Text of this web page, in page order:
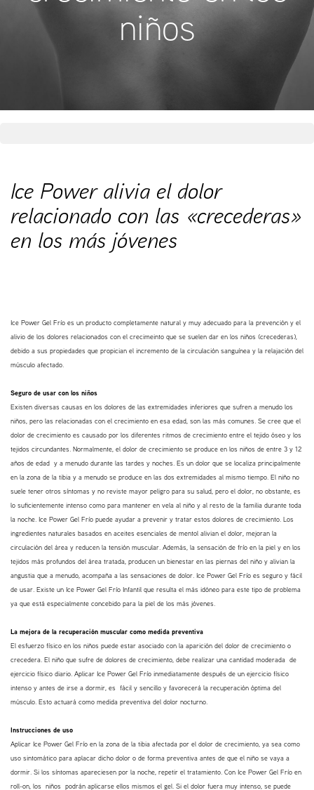
niños
Ice Power alivia el dolor
relacionado con las «crecederas»
en los más jóvenes
Ice Power Gel Frío es un producto completamente natural y muy adecuado para la prevención y el
alivio de los dolores relacionados con el crecimeinto que se suelen dar en los niños (crecederas),
debido a sus propiedades que propician el incremento de la circulación sanguínea y la relajación del
músculo afectado.
Seguro de usar con los niños
Existen diversas causas en los dolores de las extremidades inferiores que sufren a menudo los
niños, pero las relacionadas con el crecimiento en esa edad, son las más comunes. Se cree que el
dolor de crecimiento es causado por los diferentes ritmos de crecimiento entre el tejido óseo y los
tejidos circundantes. Normalmente, el dolor de crecimiento se produce en los niños de entre 3 y 12
años de edad y a menudo durante las tardes y noches. Es un dolor que se localiza principalmente
en la zona de la tibia y a menudo se produce en las dos extremidades al mismo tiempo. El niño no
suele tener otros síntomas y no reviste mayor peligro para su salud, pero el dolor, no obstante, es
lo suficientemente intenso como para mantener en vela al niño y al resto de la familia durante toda
la noche. Ice Power Gel Frío puede ayudar a prevenir y tratar estos dolores de crecimiento. Los
ingredientes naturales basados en aceites esenciales de mentol alivian el dolor, mejoran la
circulación del área y reducen la tensión muscular. Además, la sensación de frío en la piel y en los
tejidos más profundos del área tratada, producen un bienestar en las piernas del niño y alivian la
angustia que a menudo, acompaña a las sensaciones de dolor. Ice Power Gel Frío es seguro y fácil
de usar. Existe un Ice Power Gel Frío Infantil que resulta el más idóneo para este tipo de problema
ya que está especialmente concebido para la piel de los más jóvenes.
La mejora de la recuperación muscular como medida preventiva
El esfuerzo físico en los niños puede estar asociado con la aparición del dolor de crecimiento o
crecedera. El niño que sufre de dolores de crecimiento, debe realizar una cantidad moderada de
ejercicio físico diario. Aplicar Ice Power Gel Frío inmediatamente después de un ejercicio físico
intenso y antes de irse a dormir, es fácil y sencillo y favorecerá la recuperación óptima del
músculo. Esto actuará como medida preventiva del dolor nocturno.
Instrucciones de uso
Aplicar Ice Power Gel Frío en la zona de la tibia afectada por el dolor de crecimiento, ya sea como
uso sintomático para aplacar dicho dolor o de forma preventiva antes de que el niño se vaya a
dormir. Si los síntomas apareciesen por la noche, repetir el tratamiento. Con Ice Power Gel Frío en
roll-on, los niños podrán aplicarse ellos mismos el gel. Si el dolor fuera muy intenso, se puede